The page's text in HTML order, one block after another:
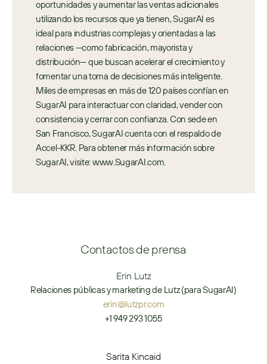
oportunidades y aumentar las ventas adicionales
utilizando los recursos que ya tienen, SugarAI es
ideal para industrias complejas y orientadas a las
relaciones —como fabricación, mayorista y
distribución— que buscan acelerar el crecimiento y
fomentar una toma de decisiones más inteligente.
Miles de empresas en más de 120 países confían en
SugarAI para interactuar con claridad, vender con
consistencia y cerrar con confianza. Con sede en
San Francisco, SugarAI cuenta con el respaldo de
Accel-KKR. Para obtener más información sobre
SugarAI, visite: www.SugarAI.com.
Contactos de prensa
Erin Lutz
Relaciones públicas y marketing de Lutz (para SugarAI)
erin@lutzpr.com
+1 949 293 1055
Sarita Kincaid